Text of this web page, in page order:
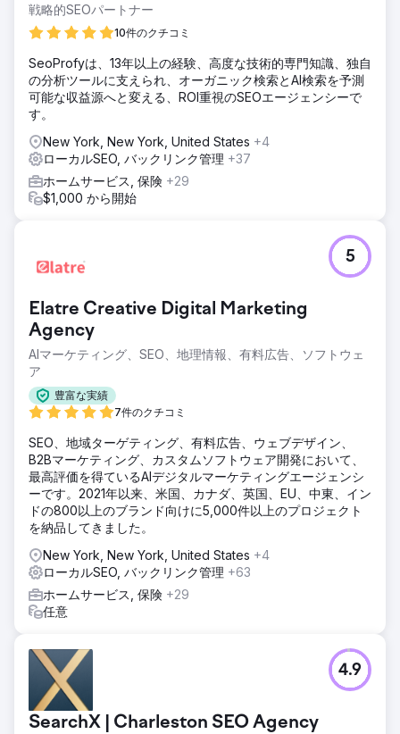
戦略的SEOパートナー
10件のクチコミ
SeoProfyは、13年以上の経験、高度な技術的専門知識、独自
の分析ツールに支えられ、オーガニック検索とAI検索を予測
可能な収益源へと変える、ROI重視のSEOエージェンシーで
す。
New York, New York, United States +4
ローカルSEO, バックリンク管理 +37
ホームサービス, 保険 +29
$1,000 から開始
Elatre Creative Digital Marketing
Agency
AIマーケティング、SEO、地理情報、有料広告、ソフトウェ
ア
豊富な実績
7件のクチコミ
5
SEO、地域ターゲティング、有料広告、ウェブデザイン、
B2Bマーケティング、カスタムソフトウェア開発において、
最高評価を得ているAIデジタルマーケティングエージェンシ
ーです。2021年以来、米国、カナダ、英国、EU、中東、イン
ドの800以上のブランド向けに5,000件以上のプロジェクト
を納品してきました。
New York, New York, United States +4
ローカルSEO, バックリンク管理 +63
ホームサービス, 保険 +29
任意
SearchX | Charleston SEO Agency
4.9